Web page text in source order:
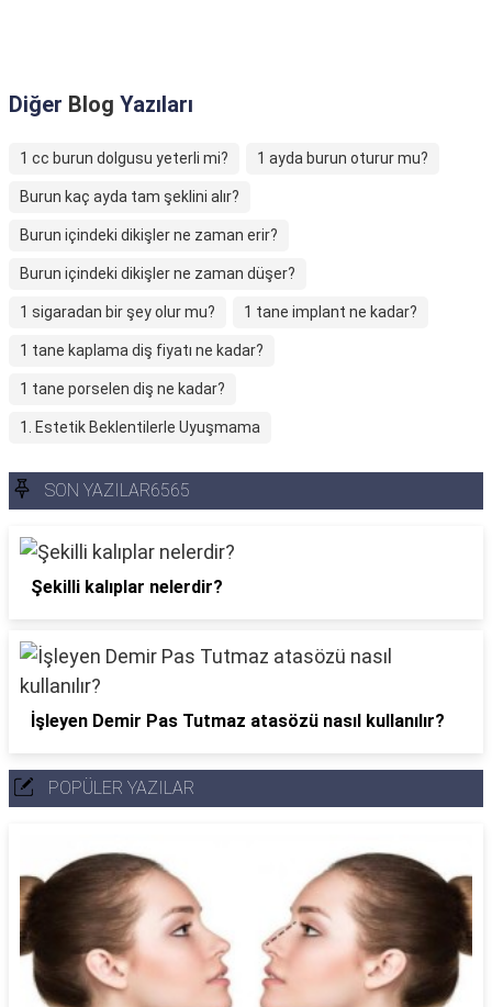
Diğer Blog Yazıları
1 cc burun dolgusu yeterli mi? 1 ayda burun oturur mu?
Burun kaç ayda tam şeklini alır?
Burun içindeki dikişler ne zaman erir?
Burun içindeki dikişler ne zaman düşer?
1 sigaradan bir şey olur mu? 1 tane implant ne kadar?
1 tane kaplama diş fiyatı ne kadar?
1 tane porselen diş ne kadar?
1. Estetik Beklentilerle Uyuşmama
SON YAZILAR6565
Şekilli kalıplar nelerdir?
İşleyen Demir Pas Tutmaz atasözü nasıl kullanılır?
POPÜLER YAZILAR